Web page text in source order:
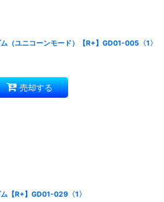
（ユニコーンモード）【R+】GD01-005〈1〉
売却する
【R+】GD01-029〈1〉